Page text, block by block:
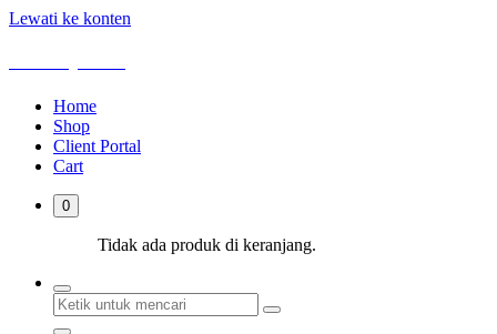
Lewati ke konten
Home
Shop
Client Portal
Cart
0
Tidak ada produk di keranjang.